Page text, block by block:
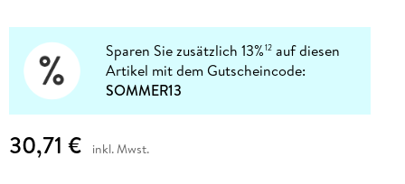
Sparen Sie zusätzlich 13%12 auf diesen
Artikel mit dem Gutscheincode:
SOMMER13
30,71 € inkl. Mwst.